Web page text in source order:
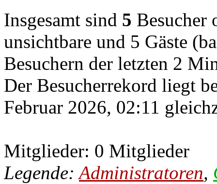
Insgesamt sind 5 Besucher
unsichtbare und 5 Gäste
Besuchern der letzten 2
Der Besucherrekord liegt
Februar 2026, 02:11
Mitglieder: 0 Mitglieder
Legende:Administratoren,